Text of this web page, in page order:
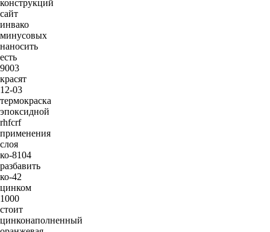
конструкций
сайт
инвако
минусовых
наносить
есть
9003
красят
12-03
термокраска
эпоксидной
rhfcrf
применения
слоя
ко-8104
разбавить
ко-42
цинком
1000
стоит
цинконаполненный